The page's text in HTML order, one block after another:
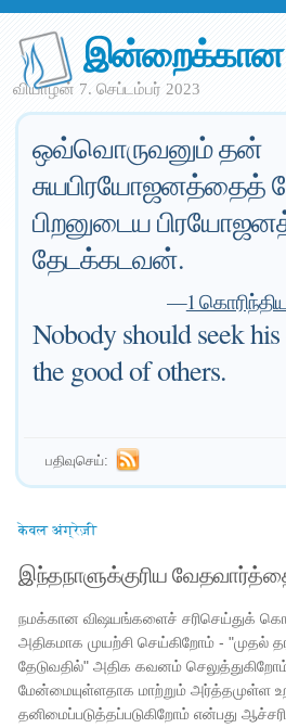
வியாழன் 7. செப்டம்பர் 2023
ஒவ்வொருவனும் தன்
சுயபிரயோஜனத்தைத்
பிறனுடைய
தேடக்கடவன்.
—1
Nobody should seek
the good of others.
பதிவுசெய்:
केवल अंग्रेज़ी
இந்தநாளுக்குரிய
நமக்கான விஷயங்களைச் சரிசெய்துக்
அதிகமாக முயற்சி செய்கிறோம் -
தேடுவதில்" அதிக கவனம்
மேன்மையுள்ளதாக மாற்றும் அர்த்தமுள்ள
தனிமைப்படுத்தப்படுகிறோம் என்பது